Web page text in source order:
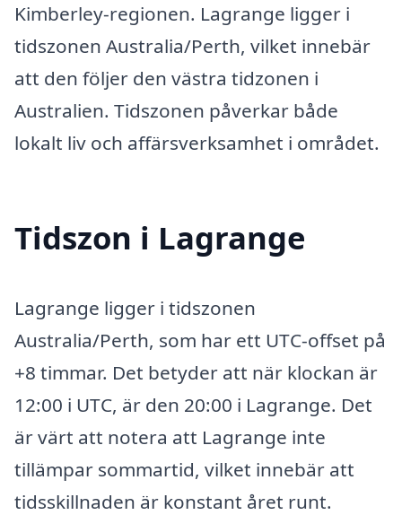
Kimberley-regionen. Lagrange ligger i
tidszonen Australia/Perth, vilket innebär
att den följer den västra tidzonen i
Australien. Tidszonen påverkar både
lokalt liv och affärsverksamhet i området.
Tidszon i Lagrange
Lagrange ligger i tidszonen
Australia/Perth, som har ett UTC-offset på
+8 timmar. Det betyder att när klockan är
12:00 i UTC, är den 20:00 i Lagrange. Det
är värt att notera att Lagrange inte
tillämpar sommartid, vilket innebär att
tidsskillnaden är konstant året runt.